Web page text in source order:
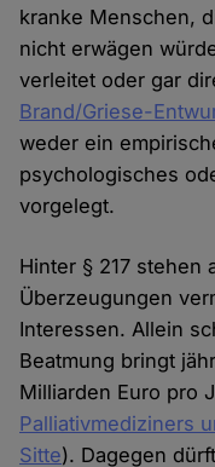
kranke Menschen,
nicht erwägen
verleitet oder gar
Brand/Griese-
weder ein
psychologisches
vorgelegt.
Hinter § 217 stehen
Überzeugungen
Interessen. Allein
Beatmung bringt
Milliarden Euro pro
Palliativmediziners
Sitte). Dagegen